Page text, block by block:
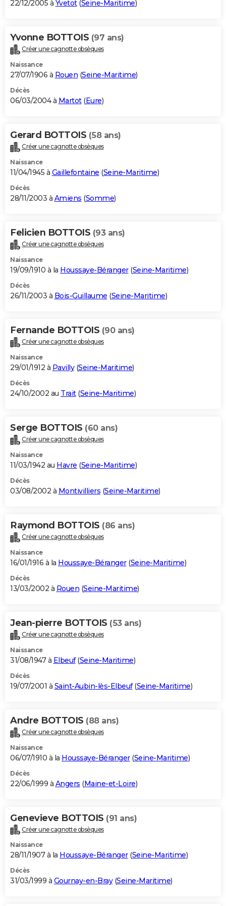
22/12/2005 à Yvetot(Seine-Maritime)
Yvonne BOTTOIS (97 ans)
Créer une cagnotte obsèques
Naissance
27/07/1906 à Rouen (Seine-Maritime)
Décès
06/03/2004 à Martot(Eure)
Gerard BOTTOIS (58 ans)
Créer une cagnotte obsèques
Naissance
11/04/1945 à Gaillefontaine (Seine-Maritime)
Décès
28/11/2003 à Amiens (Somme)
Felicien BOTTOIS (93 ans)
Créer une cagnotte obsèques
Naissance
19/09/1910 à la Houssaye-Béranger(Seine-Maritime)
Décès
26/11/2003 à Bois-Guillaume (Seine-Maritime)
Fernande BOTTOIS (90 ans)
Créer une cagnotte obsèques
Naissance
29/01/1912 à Pavilly(Seine-Maritime)
Décès
24/10/2002 au Trait(Seine-Maritime)
Serge BOTTOIS (60 ans)
Créer une cagnotte obsèques
Naissance
11/03/1942 au Havre (Seine-Maritime)
Décès
03/08/2002 à Montivilliers (Seine-Maritime)
Raymond BOTTOIS (86 ans)
Créer une cagnotte obsèques
Naissance
16/01/1916 à la Houssaye-Béranger(Seine-Maritime)
Décès
13/03/2002 à Rouen (Seine-Maritime)
Jean-pierre BOTTOIS (53 ans)
Créer une cagnotte obsèques
Naissance
31/08/1947 à Elbeuf(Seine-Maritime)
Décès
19/07/2001 à Saint-Aubin-lès-Elbeuf(Seine-Maritime)
Andre BOTTOIS (88 ans)
Créer une cagnotte obsèques
Naissance
06/07/1910 à la Houssaye-Béranger(Seine-Maritime)
Décès
22/06/1999 à Angers (Maine-et-Loire)
Genevieve BOTTOIS (91 ans)
Créer une cagnotte obsèques
Naissance
28/11/1907 à la Houssaye-Béranger(Seine-Maritime)
Décès
31/03/1999 à Gournay-en-Bray(Seine-Maritime)